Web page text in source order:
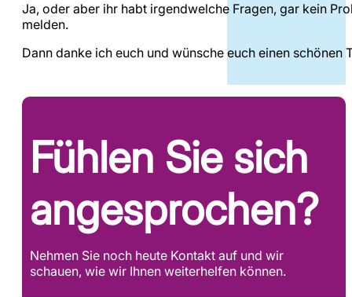
Ja, oder aber ihr habt irgendwelche Fragen, gar kein
melden.
Dann danke ich euch und wünsche euch einen schönen
Fühlen Sie sich
angesprochen?
Nehmen Sie noch heute Kontakt auf und wir
schauen, wie wir Ihnen weiterhelfen können.